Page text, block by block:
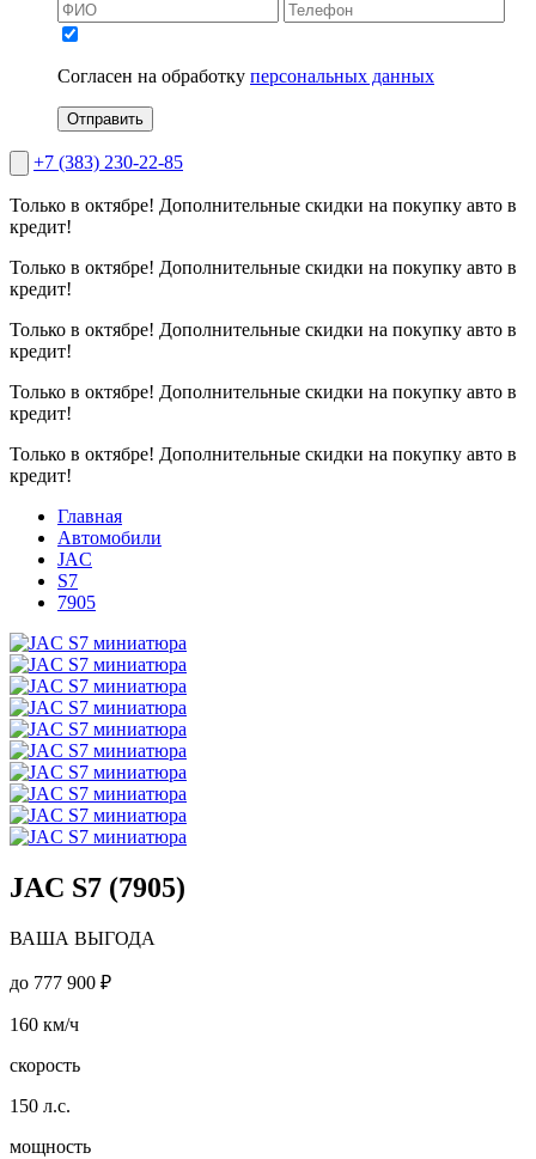
Согласен на обработку персональных данных
Отправить
+7 (383) 230-22-85
Только в октябре! Дополнительные скидки на покупку авто в
кредит!
Только в октябре! Дополнительные скидки на покупку авто в
кредит!
Только в октябре! Дополнительные скидки на покупку авто в
кредит!
Только в октябре! Дополнительные скидки на покупку авто в
кредит!
Только в октябре! Дополнительные скидки на покупку авто в
кредит!
Главная
Автомобили
JAC
S7
7905
JAC S7 (7905)
ВАША ВЫГОДА
до 777 900 ₽
160 км/ч
скорость
150 л.с.
мощность